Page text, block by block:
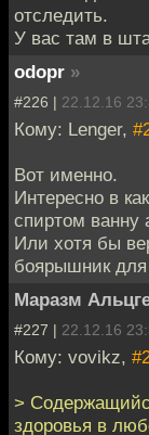
отследить.
У вас там в
odopr »
#226 | 22.12.16
Кому: Lenger,
Вот именно.
Интересно в
спиртом ванну
Или хотя бы
боярышник
Маразм
#227 | 22.12.16
Кому: vovikz,
>
здоровья в